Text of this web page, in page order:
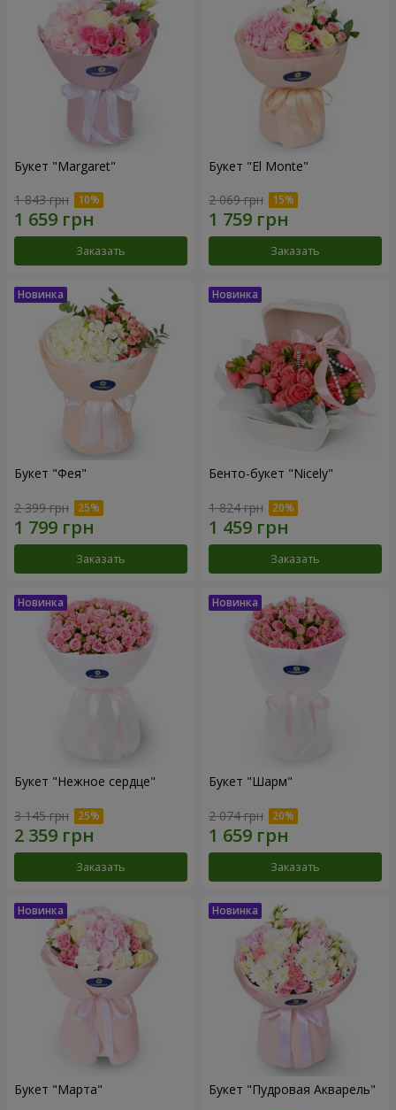
Букет "Margaret"
1 843 грн
Заказать
Букет "El Monte"
2 069 грн
Заказать
Букет "Фея"
2 399 грн
Заказать
Бенто-букет "Nicely"
1 824 грн
Заказать
Букет "Нежное сердце"
3 145 грн
Заказать
Букет "Шарм"
2 074 грн
Заказать
Букет "Марта" Букет "Пудровая Акварель"